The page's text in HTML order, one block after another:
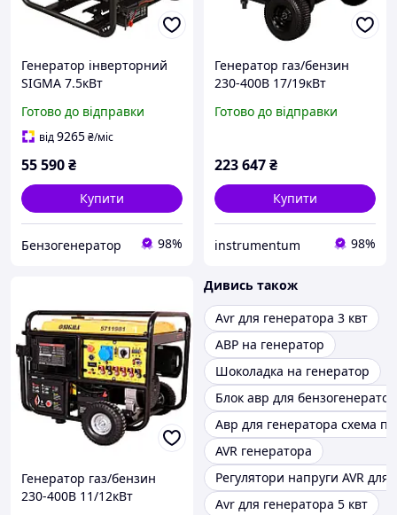
Генератор інверторний
SIGMA 7.5кВт
АВР інверторний
генератор для будинку,
Готово до відправки
від9265₴/міс
55 590₴
Купити
Бензогенератор 98%
Генератор газ/бензин
230-400В 17/19кВт
тактний з виведенням під
Готово до відправки
223 647₴
Купити
instrumentum 98%
Генератор газ/бензин
230-400В 11/12кВт
Дивись також
Avr для генератора 3 квт
АВР на генератор
Шоколадка на генератор
Блок авр для
Авр для генератора схема
AVR генератора
Регулятори напруги AVR для
Avr для генератора 5 квт